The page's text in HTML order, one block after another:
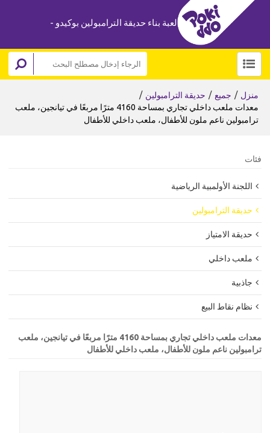
لعبة بناء حديقة الترامبولين بوكيدو -
منزل / جميع / حديقة الترامبولين /
معدات ملعب داخلي تجاري بمساحة 4160 مترًا مربعًا في تيانجين، ملعب
ترامبولين ناعم ملون للأطفال، ملعب داخلي للأطفال
فئات
اللجنة الأولمبية الرياضية
حديقة الترامبولين
حديقة الامتياز
ملعب داخلي
جاذبية
نظام نقاط البيع
معدات ملعب داخلي تجاري بمساحة 4160 مترًا مربعًا في تيانجين، ملعب
ترامبولين ناعم ملون للأطفال، ملعب داخلي للأطفال